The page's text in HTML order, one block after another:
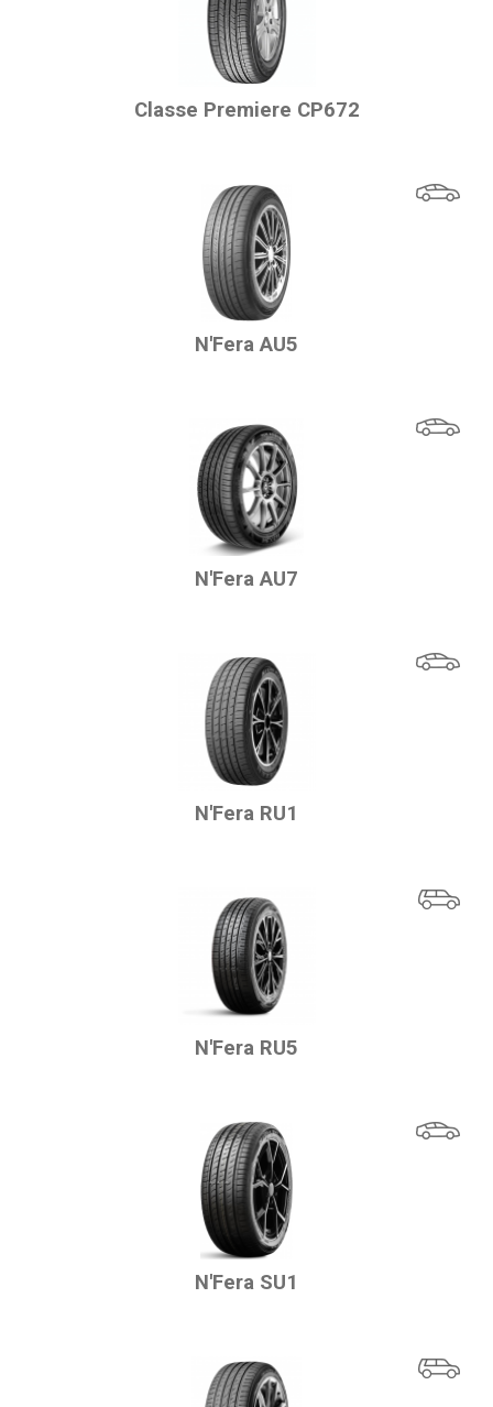
Classe Premiere CP672
N'Fera AU5
N'Fera AU7
N'Fera RU1
N'Fera RU5
N'Fera SU1